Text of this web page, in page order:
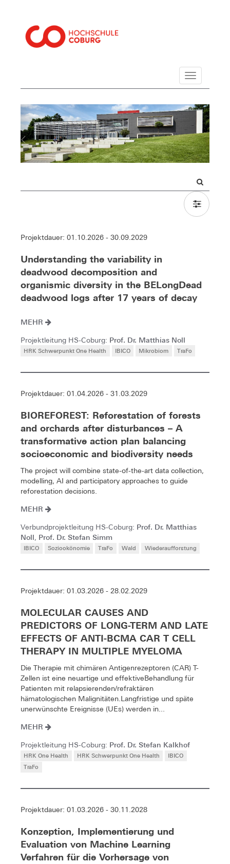
Navigation
Projektdauer: 01.10.2026 - 30.09.2029
Understanding the variability in
deadwood decomposition and
organismic diversity in the BELongDead
deadwood logs after 17 years of decay
MEHR
Projektleitung HS-Coburg: Prof. Dr. Matthias Noll
HRK Schwerpunkt One Health IBICO Mikrobiom TraFo
Projektdauer: 01.04.2026 - 31.03.2029
BIOREFOREST: Reforestation of forests
and orchards after disturbances – A
transformative action plan balancing
socioeconomic and biodiversity needs
The project will combine state-of-the-art data collection,
modelling, AI and participatory approaches to guide
reforestation decisions.
MEHR
Verbundprojektleitung HS-Coburg: Prof. Dr. Matthias
Noll, Prof. Dr. Stefan Simm
IBICO Soziookönomie TraFo Wald Wiederaufforstung
Projektdauer: 01.03.2026 - 28.02.2029
MOLECULAR CAUSES AND
PREDICTORS OF LONG-TERM AND LATE
EFFECTS OF ANTI-BCMA CAR T CELL
THERAPY IN MULTIPLE MYELOMA
Die Therapie mit chimären Antigenrezeptoren (CAR) T-
Zellen ist eine neuartige und effektiveBehandlung für
Patienten mit relapsierenden/refraktären
hämatologischen Malignitäten.Langfristige und späte
unerwünschte Ereignisse (UEs) werden in...
MEHR
Projektleitung HS-Coburg: Prof. Dr. Stefan Kalkhof
HRK One Health HRK Schwerpunkt One Health
IBICO
TraFo
Projektdauer: 01.03.2026 - 30.11.2028
Konzeption, Implementierung und
Evaluation von Machine Learning
Verfahren für die Vorhersage von